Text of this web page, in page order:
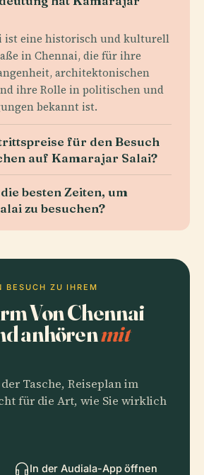
ist eine historisch und kulturell
in Chennai, die für ihre
architektonischen
ihre Rolle in politischen und
bekannt ist.
für den Besuch
auf Kamarajar Salai?
besten Zeiten, um
zu besuchen?
BESUCH ZU IHREM
Von Chennai
anhörenmit
Tasche, Reiseplan im
für die Art, wie Sie wirklich
In der Audiala-App öffnen